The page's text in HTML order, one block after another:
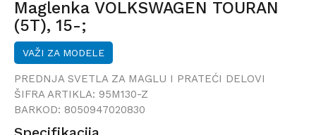
Maglenka VOLKSWAGEN TOURAN
(5T), 15-;
VAŽI ZA MODELE
PREDNJA SVETLA ZA MAGLU I PRATEĆI DELOVI
ŠIFRA ARTIKLA: 95M130-Z
BARKOD: 8050947020830